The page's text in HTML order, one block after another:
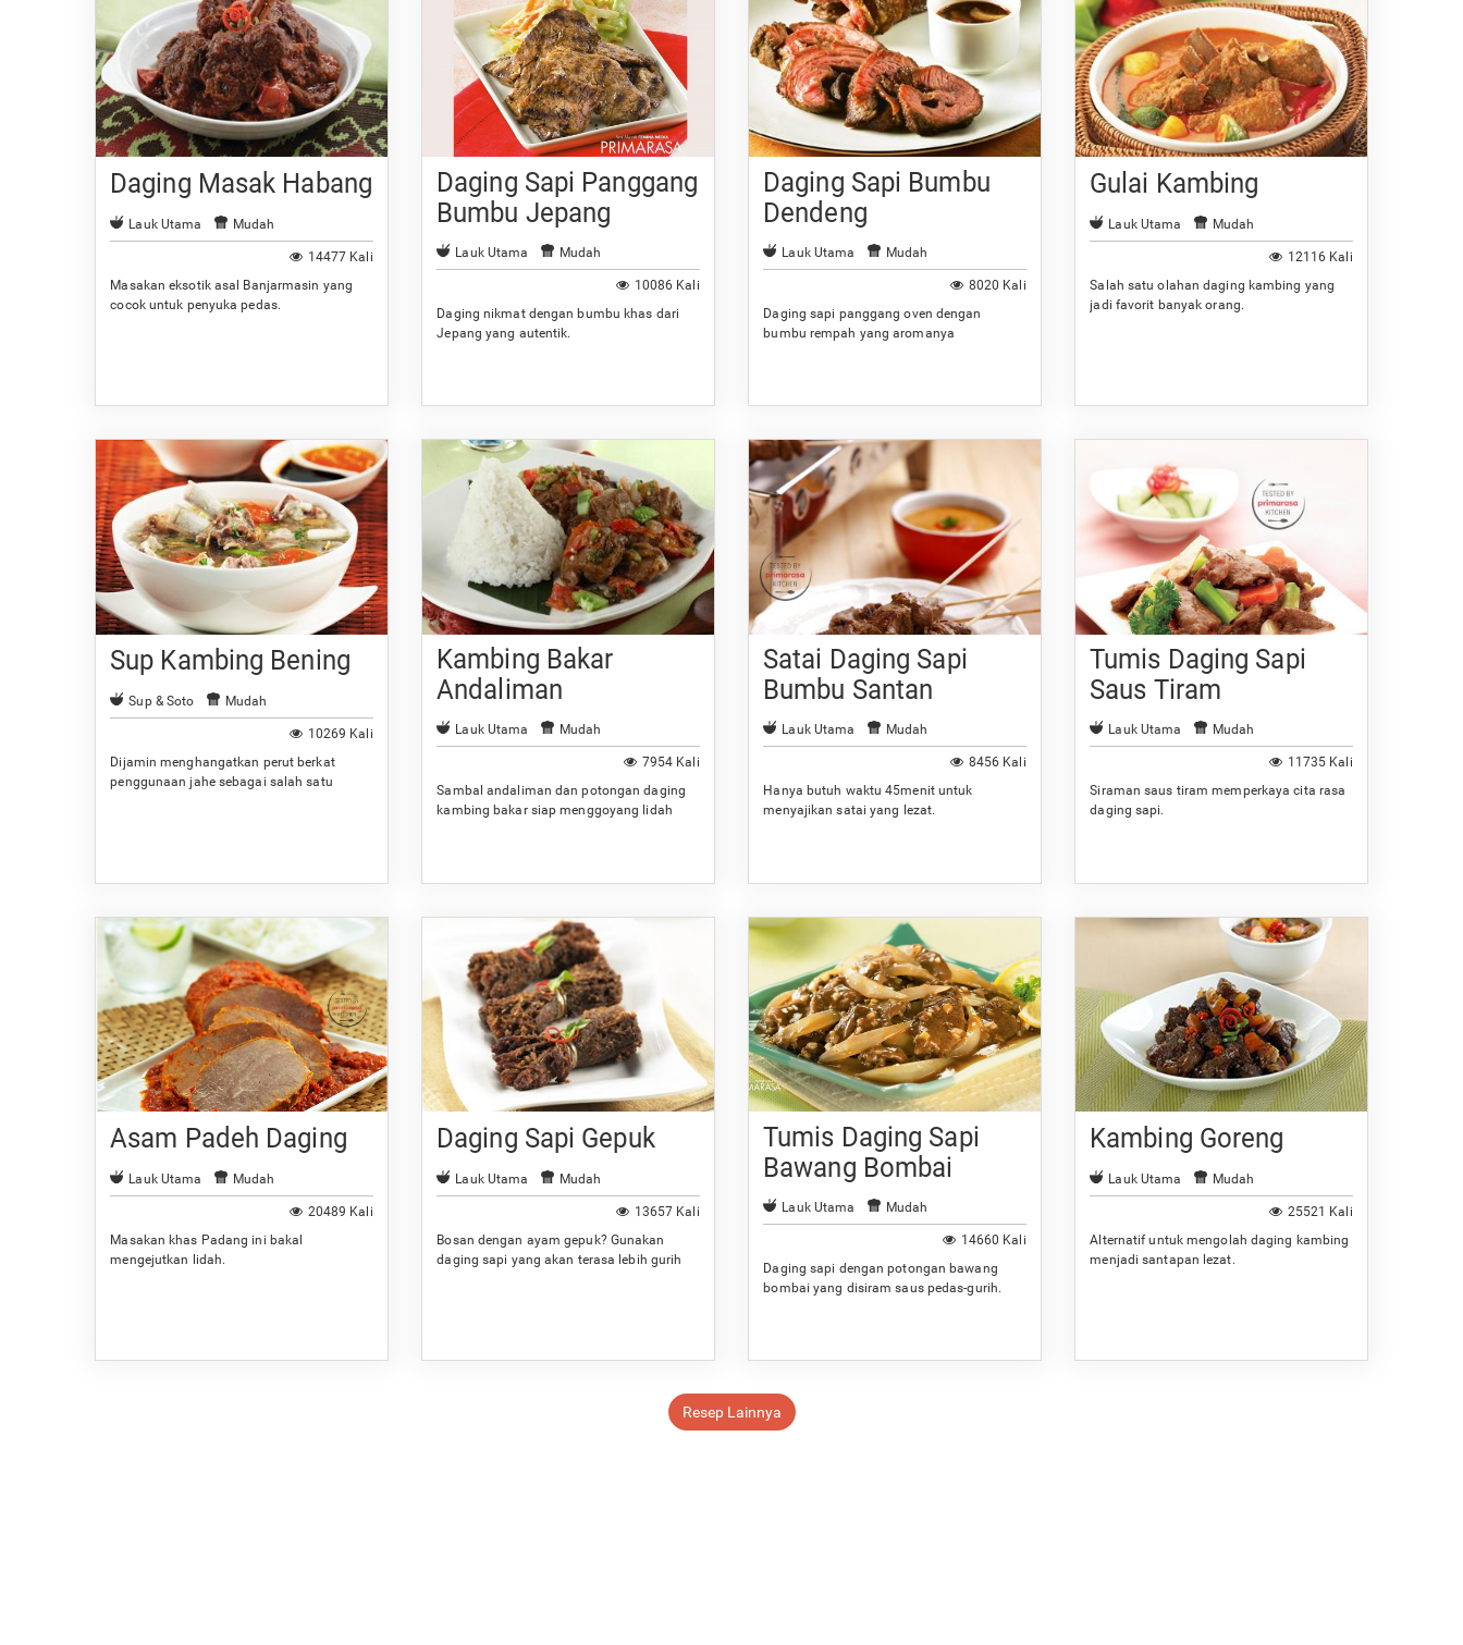
Daging Masak Habang
Lauk Utama Mudah
14477 Kali
Masakan eksotik asal Banjarmasin yang
cocok untuk penyuka pedas.
Daging Sapi Panggang
Bumbu Jepang
Lauk Utama Mudah
10086 Kali
Daging nikmat dengan bumbu khas dari
Jepang yang autentik.
Daging Sapi Bumbu
Dendeng
Lauk Utama Mudah
8020 Kali
Daging sapi panggang oven dengan
bumbu rempah yang aromanya
Gulai Kambing
Lauk Utama Mudah
12116 Kali
Salah satu olahan daging kambing yang
jadi favorit banyak orang.
Sup Kambing Bening
Sup & Soto Mudah
10269 Kali
Dijamin menghangatkan perut berkat
penggunaan jahe sebagai salah satu
Kambing Bakar
Andaliman
Lauk Utama Mudah
7954 Kali
Sambal andaliman dan potongan daging
kambing bakar siap menggoyang lidah
Satai Daging Sapi
Bumbu Santan
Lauk Utama Mudah
8456 Kali
Hanya butuh waktu 45menit untuk
menyajikan satai yang lezat.
Tumis Daging Sapi
Saus Tiram
Lauk Utama Mudah
11735 Kali
Siraman saus tiram memperkaya cita rasa
daging sapi.
Asam Padeh Daging
Lauk Utama Mudah
20489 Kali
Masakan khas Padang ini bakal
mengejutkan lidah.
Daging Sapi Gepuk
Lauk Utama Mudah
13657 Kali
Bosan dengan ayam gepuk? Gunakan
daging sapi yang akan terasa lebih gurih
Tumis Daging Sapi
Bawang Bombai
Lauk Utama Mudah
14660 Kali
Daging sapi dengan potongan bawang
bombai yang disiram saus pedas-gurih.
Kambing Goreng
Lauk Utama Mudah
25521 Kali
Alternatif untuk mengolah daging kambing
menjadi santapan lezat.
Resep Lainnya